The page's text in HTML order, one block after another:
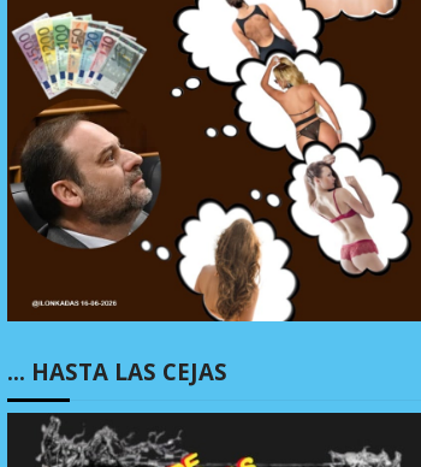
… HASTA LAS CEJAS